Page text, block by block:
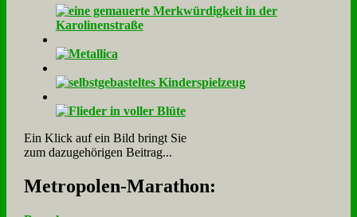
Ein Klick auf ein Bild bringt Sie
zum dazugehörigen Beitrag...
Me­tro­po­len-Ma­ra­thon: